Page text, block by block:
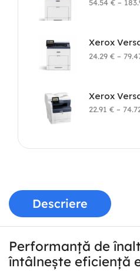
54.54 € –
24.29 € –
22.91 € –
Descriere
Performanță de
întâlnește eficiență